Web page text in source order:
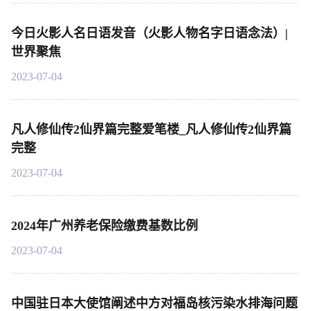
今日火影人名日语发音（火影人物名字日语念法）|
世界聚焦
2023-07-04
凡人修仙传2仙界篇完整爱笔楼_凡人修仙传2仙界篇
完整
2023-07-04
2024年广州养老保险缴费基数比例
2023-07-04
中国驻日本大使馆阐述中方对福岛核污染水排海问题